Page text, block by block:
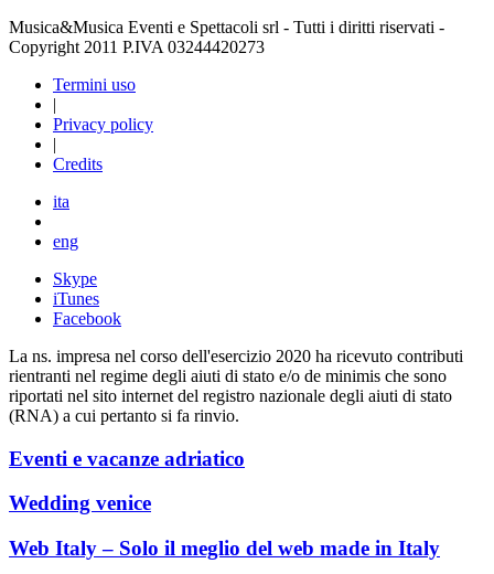
Musica&Musica Eventi e Spettacoli srl - Tutti i diritti riservati -
Copyright 2011 P.IVA 03244420273
Termini uso
|
Privacy policy
|
Credits
ita
eng
Skype
iTunes
Facebook
La ns. impresa nel corso dell'esercizio 2020 ha ricevuto contributi
rientranti nel regime degli aiuti di stato e/o de minimis che sono
riportati nel sito internet del registro nazionale degli aiuti di stato
(RNA) a cui pertanto si fa rinvio.
Eventi e vacanze adriatico
Wedding venice
Web Italy – Solo il meglio del web made in Italy